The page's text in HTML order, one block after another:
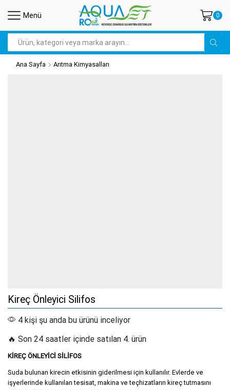
Menü 0
Arama
Ana Sayfa Arıtma Kimyasalları
Kireç Önleyici Silifos
4 kişi şu anda bu ürünü inceliyor
🔥 Son 24 saatler içinde satılan 4. ürün
KİREÇ ÖNLEYİCİ SİLİFOS
Suda bulunan kirecin etkisinin giderilmesi için kullanılır. Evlerde ve
işyerlerinde kullanılan tesisat, makina ve teçhizatların kireç tutmasını